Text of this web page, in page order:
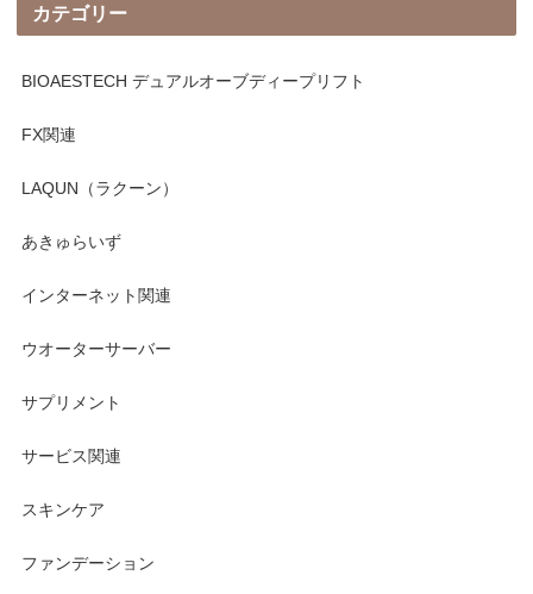
カテゴリー
BIOAESTECH デュアルオーブディープリフト
FX関連
LAQUN（ラクーン）
あきゅらいず
インターネット関連
ウオーターサーバー
サプリメント
サービス関連
スキンケア
ファンデーション